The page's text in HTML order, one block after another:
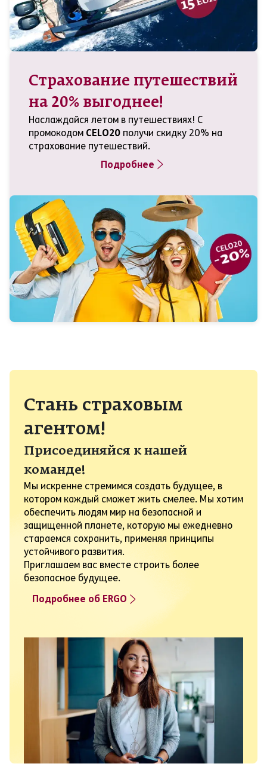
Страхование путешествий
на 20% выгоднее!
Наслаждайся летом в путешествиях! С
промокодом CELO20 получи скидку 20% на
страхование путешествий.
Подробнее
Стань страховым
агентом!
Присоединяйся к нашей
команде!
Мы искренне стремимся создать будущее, в
котором каждый сможет жить смелее. Мы хотим
обеспечить людям мир на безопасной и
защищенной планете, которую мы ежедневно
стараемся сохранить, применяя принципы
устойчивого развития.
Приглашаем вас вместе строить более
безопасное будущее.
Подробнее об ERGO